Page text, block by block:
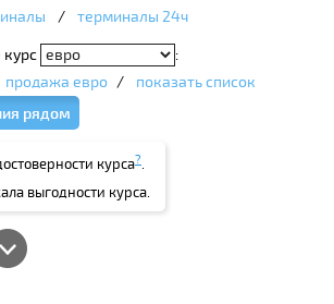
/ терминалы 24ч
курс
:
продажа евро /
показать список
рядом
курса?.
выгодности курса.